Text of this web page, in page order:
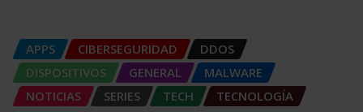
APPS CIBERSEGURIDAD
DDOS
DISPOSITIVOS
GENERAL
MALWARE
NOTICIAS
SERIES TECH TECNOLOGÍA